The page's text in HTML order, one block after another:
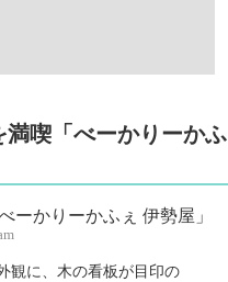
喫「べーかりーかふ
観に、木の看板が目印の